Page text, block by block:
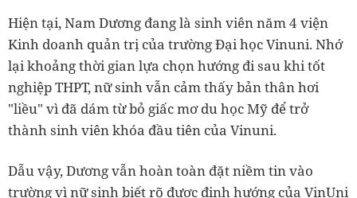
Hiện tại, Nam Dương đang là sinh viên năm 4 viện
Kinh doanh quản trị của trường Đại học Vinuni. Nhớ
lại khoảng thời gian lựa chọn hướng đi sau khi tốt
nghiệp THPT, nữ sinh vẫn cảm thấy bản thân hơi
"liều" vì đã dám từ bỏ giấc mơ du học Mỹ để trở
thành sinh viên khóa đầu tiên của Vinuni.
Dẫu vậy, Dương vẫn hoàn toàn đặt niềm tin vào
trường vì nữ sinh biết rõ được định hướng của VinUni